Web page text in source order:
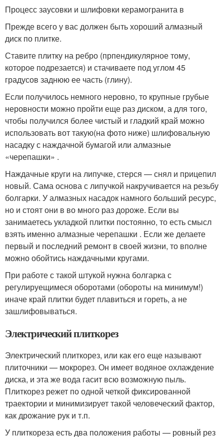
Процесс заусовки и шлифовки керамогранита в
Прежде всего у вас должен быть хороший алмазный
диск по плитке.
Ставите плитку на ребро (прпендикулярное тому,
которое подрезается) и стачиваете под углом 45
градусов заднюю ее часть (глину).
Если получилось немного неровно, то крупные грубые
неровности можно пройти еще раз диском, а для того,
чтобы получился более чистый и гладкий край можно
использовать вот такую(на фото ниже) шлифовальную
насадку с наждачной бумагой или алмазные
«черепашки» .
Наждачные круги на липучке, стерся — снял и прицепил
новый. Сама основа с липучкой накручивается на резьбу
болгарки. У алмазных насадок намного больший ресурс,
но и стоят они в во много раз дороже. Если вы
занимаетесь укладкой плитки постоянно, то есть смысл
взять именно алмазные черепашки . Если же делаете
первый и последний ремонт в своей жизни, то вполне
можно обойтись наждачными кругами.
При работе с такой штукой нужна болгарка с
регулируещимеся оборотами (обороты на минимум!)
иначе край плитки будет плавиться и гореть, а не
зашлифовываться.
Электрический плиткорез
Электрический плиткорез, или как его еще называют
плиточники — мокрорез. Он имеет водяное охлаждение
диска, и эта же вода гасит всю возможную пыль.
Плиткорез режет по одной четкой фиксированной
траектории и минимизирует такой человеческий фактор,
как дрожание рук и т.п.
У плиткореза есть два положения работы — ровный рез